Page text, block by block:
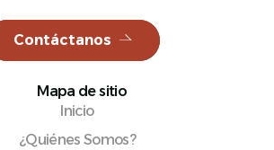
Contáctanos
Mapa de sitio
Inicio
¿Quiénes Somos?